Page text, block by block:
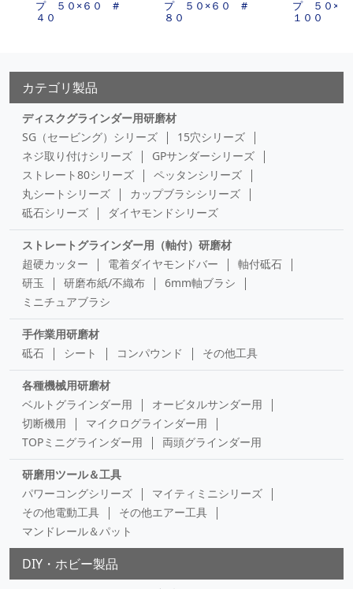
プ ５０×６０ #
４０
プ ５０×６０ #
８０
プ ５０×
１００
カテゴリ製品
ディスクグラインダー用研磨材
SG（セービング）シリーズ
15穴シリーズ
ネジ取り付けシリーズ
GPサンダーシリーズ
ストレート80シリーズ
ペッタンシリーズ
丸シートシリーズ
カップブラシシリーズ
砥石シリーズ
ダイヤモンドシリーズ
ストレートグラインダー用（軸付）研磨材
超硬カッター
電着ダイヤモンドバー
軸付砥石
研玉
研磨布紙/不織布
6mm軸ブラシ
ミニチュアブラシ
手作業用研磨材
砥石
シート コンパウンド その他工具
各種機械用研磨材
ベルトグラインダー用
オービタルサンダー用
切断機用
マイクログラインダー用
TOPミニグラインダー用
両頭グラインダー用
研磨用ツール＆工具
パワーコングシリーズ
マイティミニシリーズ
その他電動工具
その他エアー工具
マンドレール＆パット
DIY・ホビー製品